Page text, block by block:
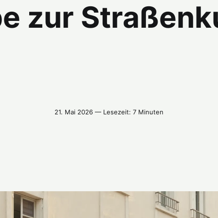
zur
21. Mai 2026 — Lesezeit: 7 Minuten